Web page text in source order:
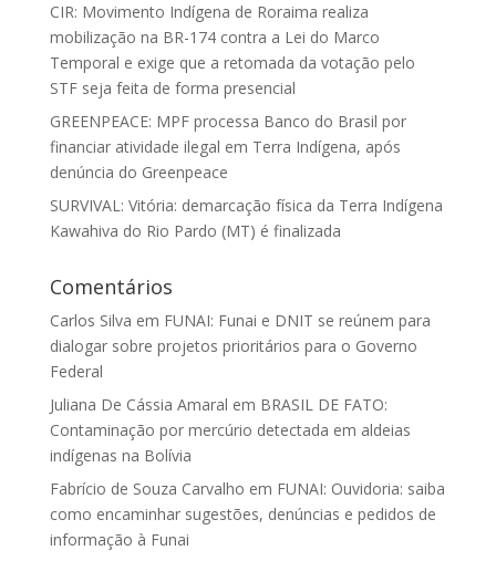
CIR: Movimento Indígena de Roraima realiza
mobilização na BR-174 contra a Lei do Marco
Temporal e exige que a retomada da votação pelo
STF seja feita de forma presencial
GREENPEACE: MPF processa Banco do Brasil por
financiar atividade ilegal em Terra Indígena, após
denúncia do Greenpeace
SURVIVAL: Vitória: demarcação física da Terra Indígena
Kawahiva do Rio Pardo (MT) é finalizada
Comentários
Carlos Silva em FUNAI: Funai e DNIT se reúnem para
dialogar sobre projetos prioritários para o Governo
Federal
Juliana De Cássia Amaral em BRASIL DE FATO:
Contaminação por mercúrio detectada em aldeias
indígenas na Bolívia
Fabrício de Souza Carvalho em FUNAI: Ouvidoria: saiba
como encaminhar sugestões, denúncias e pedidos de
informação à Funai